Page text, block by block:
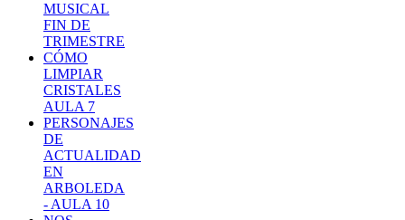
MUSICAL
FIN DE
TRIMESTRE
CÓMO
LIMPIAR
CRISTALES
AULA 7
PERSONAJES
DE
ACTUALIDAD
EN
ARBOLEDA
- AULA 10